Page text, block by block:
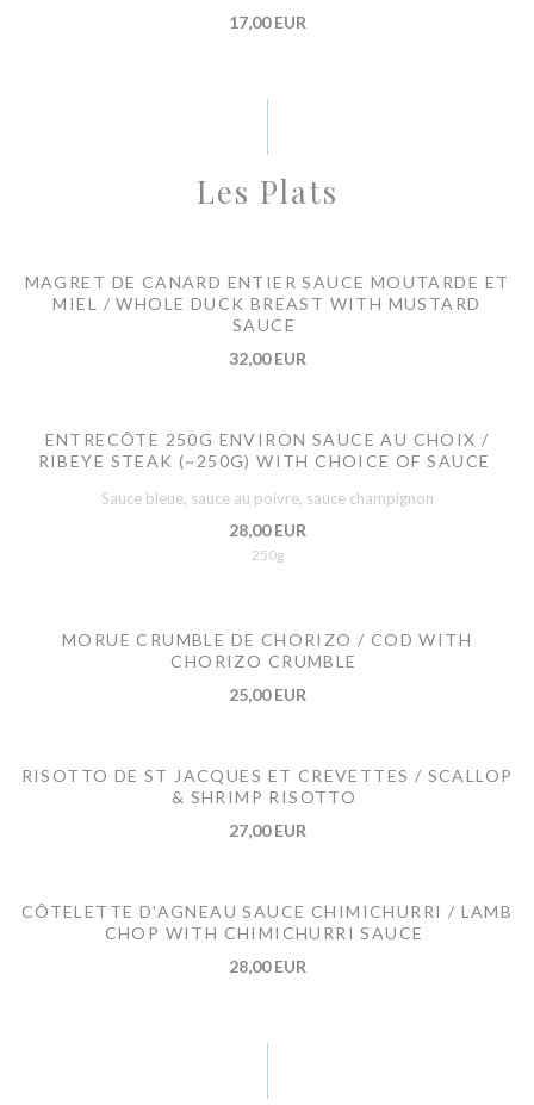
17,00 EUR
Les Plats
MAGRET DE CANARD ENTIER SAUCE MOUTARDE ET
MIEL / WHOLE DUCK BREAST WITH MUSTARD
SAUCE
32,00 EUR
ENTRECÔTE 250G ENVIRON SAUCE AU CHOIX /
RIBEYE STEAK (~250G) WITH CHOICE OF SAUCE
Sauce bleue, sauce au poivre, sauce champignon
28,00 EUR
250g
MORUE CRUMBLE DE CHORIZO / COD WITH
CHORIZO CRUMBLE
25,00 EUR
RISOTTO DE ST JACQUES ET CREVETTES / SCALLOP
& SHRIMP RISOTTO
27,00 EUR
CÔTELETTE D'AGNEAU SAUCE CHIMICHURRI / LAMB
CHOP WITH CHIMICHURRI SAUCE
28,00 EUR